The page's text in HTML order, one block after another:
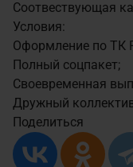
Соотвествующая
Условия:
Оформление по ТК
Полный соцпакет;
Своевременная
Дружный
Поделиться